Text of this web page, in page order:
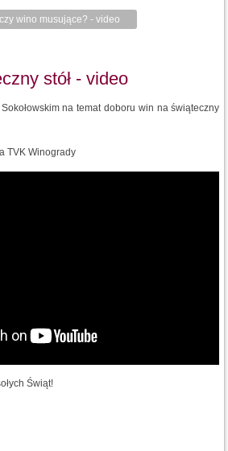
wino musujące? - video
stół - video
na temat doboru win na świąteczny
TVK Winogrady
Świąt!